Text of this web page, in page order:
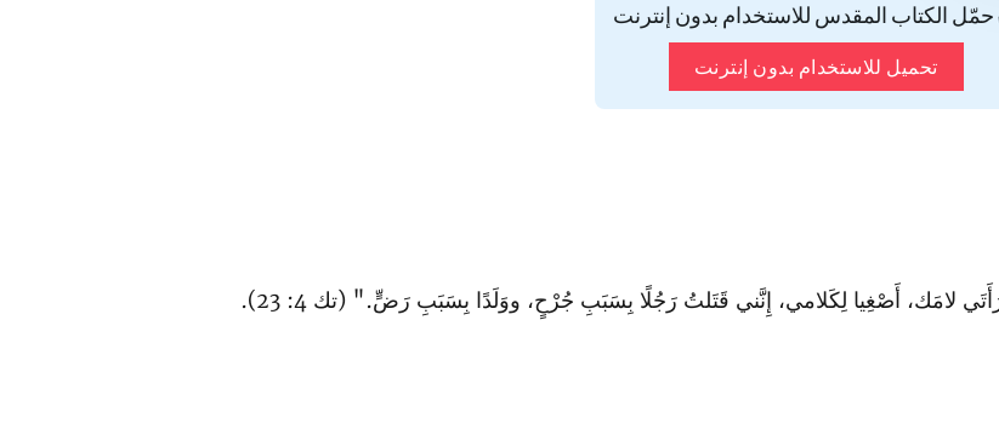
الكتاب المقدس للاستخدام بدون إنترنت
تحميل للاستخدام بدون إنترنت
لامَك، أَصْغِيا لِكَلامي، إِنَّني قَتَلتُ رَجُلًا بِسَبَبِ جُرْحٍ، ووَلَدًا بِسَبَبِ رَضٍّ." (تك 4: 23).